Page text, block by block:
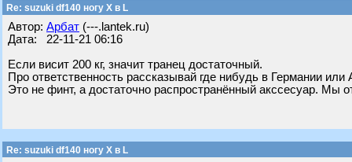
Re: suzuki df140 ногу X в L
Автор: Арбат (---.lantek.ru)
Дата: 22-11-21 06:16
Если висит 200 кг, значит транец достаточный.
Про ответственность рассказывай где нибудь в Германии
Это не финт, а достаточно распространённый акссесуар. Мы
Re: suzuki df140 ногу X в L